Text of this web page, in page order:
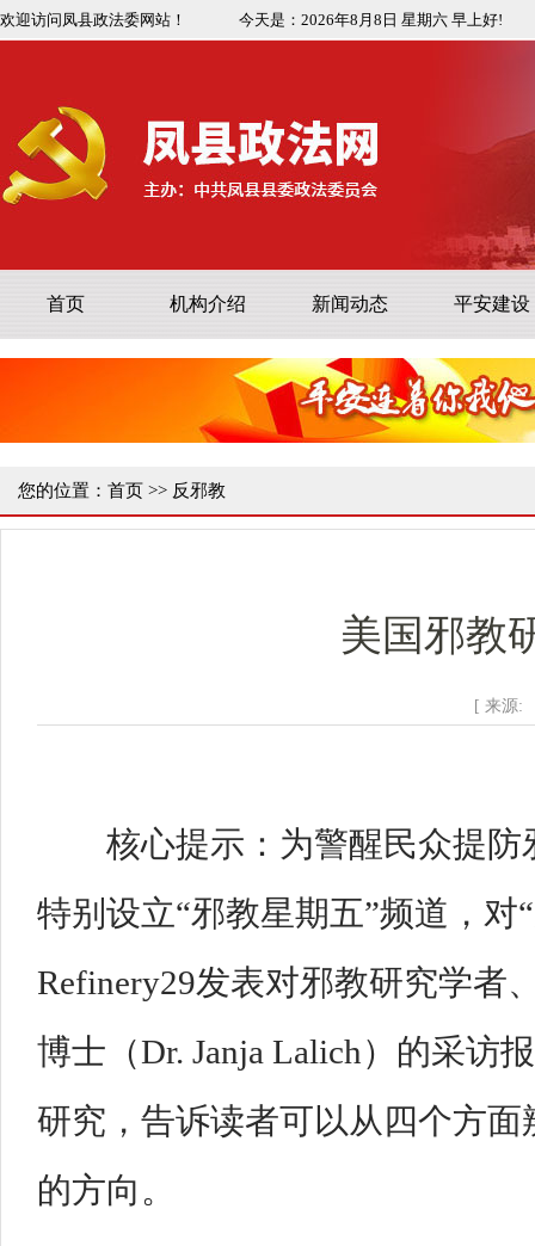
欢迎访问凤县政法委网站！ 今天是： 2026年8月8日 星期六 早上好!
首页 机构介绍 新闻动态 平安建设
您的位置： 首页 >> 反邪教
美国邪教
[ 来源:
核心提示：为警醒民众提
特别设立“邪教星期五”频道，
Refinery29发表对邪教研究学者
博士（Dr. Janja Lalich）的采访
研究，告诉读者可以从四个方
的方向。